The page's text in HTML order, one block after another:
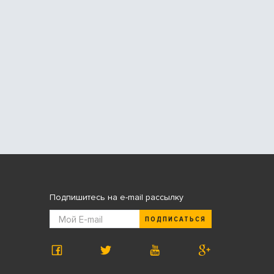
Подпишитесь на e-mail рассылку
ПОДПИСАТЬСЯ